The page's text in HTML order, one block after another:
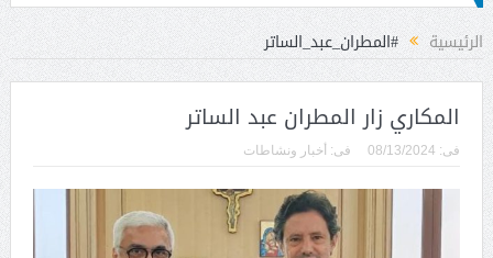
الرئيسية #المطران_عبد_الساتر
المكاري زار المطران عبد الساتر
فى: 08/13/2024 فى: أخبار ونشاطات